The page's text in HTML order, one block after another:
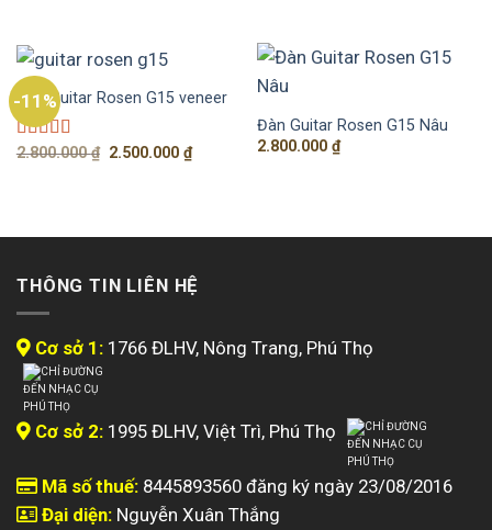
-11%
Đàn Guitar Rosen G15 veneer
Được xếp
2.800.000₫ Giá
2.500.000₫Giá
hiện
Đàn Guitar Rosen G15 Nâu
2.800.000 ₫
THÔNG TIN LIÊN HỆ
Cơ sở 1: 1766 ĐLHV, Nông Trang, Phú Thọ
Cơ sở 2: 1995 ĐLHV, Việt Trì, Phú Thọ
Mã số thuế: 8445893560 đăng ký ngày 23/08/2016
Đại diện: Nguyễn Xuân Thắng